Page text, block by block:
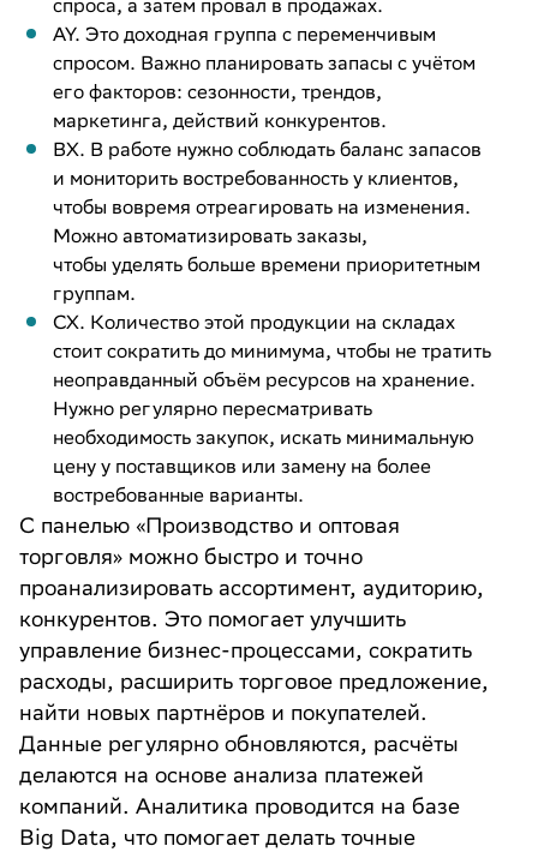
спроса, а затем провал в продажах.
AY. Это доходная группа с переменчивым
спросом. Важно планировать запасы с учётом
его факторов: сезонности, трендов,
маркетинга, действий конкурентов.
BX. В работе нужно соблюдать баланс запасов
и мониторить востребованность у клиентов,
чтобы вовремя отреагировать на изменения.
Можно автоматизировать заказы,
чтобы уделять больше времени приоритетным
группам.
CX. Количество этой продукции на складах
стоит сократить до минимума, чтобы не тратить
неоправданный объём ресурсов на хранение.
Нужно регулярно пересматривать
необходимость закупок, искать минимальную
цену у поставщиков или замену на более
востребованные варианты.
С панелью «Производство и оптовая
торговля» можно быстро и точно
проанализировать ассортимент, аудиторию,
конкурентов. Это помогает улучшить
управление бизнес-процессами, сократить
расходы, расширить торговое предложение,
найти новых партнёров и покупателей.
Данные регулярно обновляются, расчёты
делаются на основе анализа платежей
компаний. Аналитика проводится на базе
Big Data, что помогает делать точные